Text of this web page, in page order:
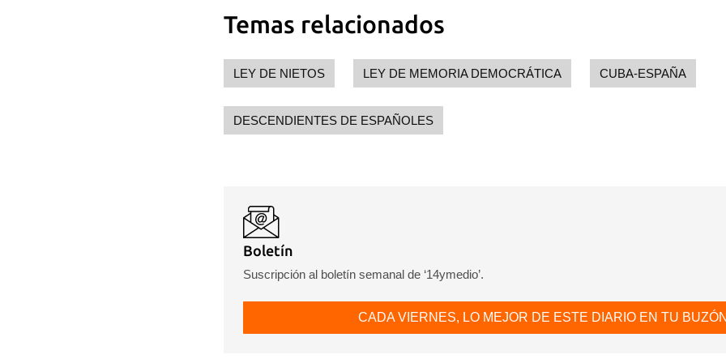
Temas relacionados
LEY DE NIETOS LEY DE MEMORIA DEMOCRÁTICA CUBA-ESPAÑA
DESCENDIENTES DE ESPAÑOLES
Boletín
Suscripción al boletín semanal de ‘14ymedio’.
CADA VIERNES, LO MEJOR DE ESTE DIARIO EN TU